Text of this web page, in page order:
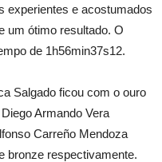
experientes e acostumados
um ótimo resultado. O
de 1h56min37s12.
Salgado ficou com o ouro
Armando Vera
Carreño Mendoza
bronze respectivamente.